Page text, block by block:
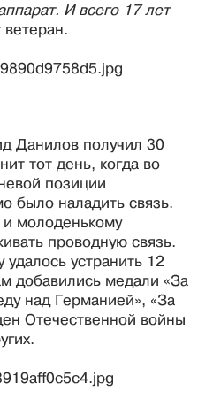
И всего 17 лет
Данилов получил 30
тот день, когда во
позиции
было наладить связь.
молоденькому
проводную связь.
устранить 12
добавились медали «За
над Германией», «За
Отечественной войны